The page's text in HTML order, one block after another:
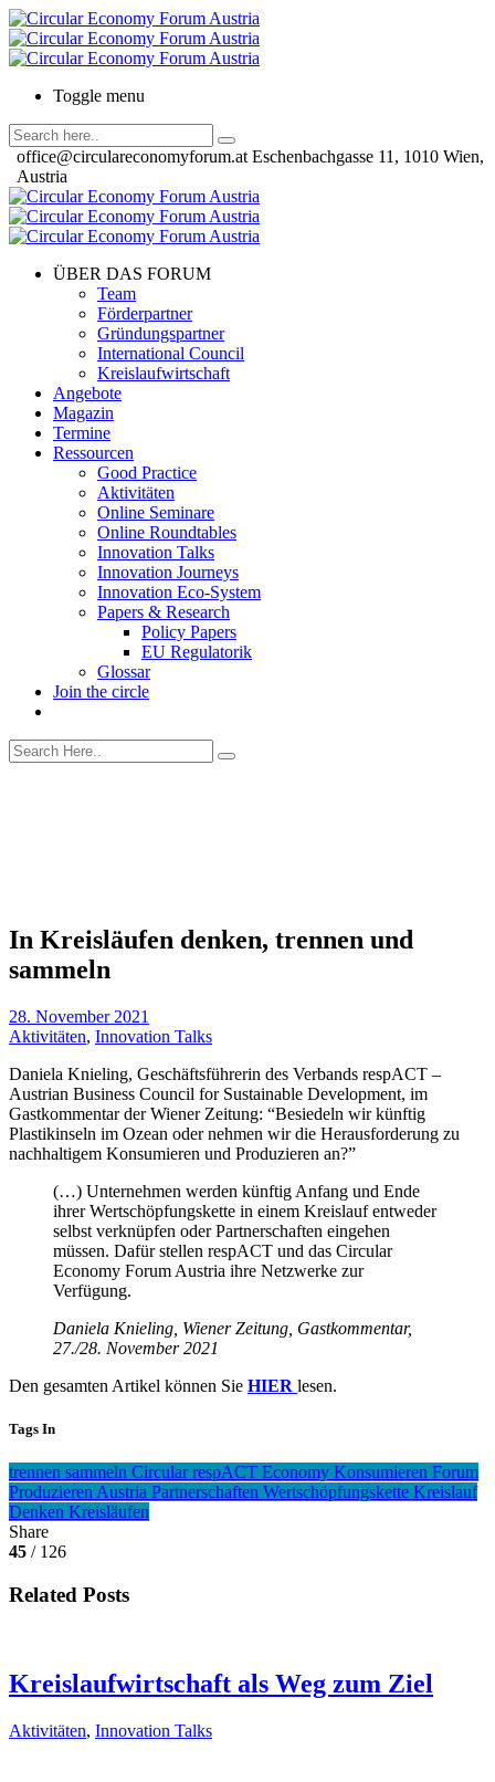
Toggle menu
office@circulareconomyforum.at Eschenbachgasse 11, 1010 Wien,
Austria
ÜBER DAS FORUM
Team
Förderpartner
Gründungspartner
International Council
Kreislaufwirtschaft
Angebote
Magazin
Termine
Ressourcen
Good Practice
Aktivitäten
Online Seminare
Online Roundtables
Innovation Talks
Innovation Journeys
Innovation Eco-System
Papers & Research
Policy Papers
EU Regulatorik
Glossar
Join the circle
In Kreisläufen denken, trennen und
sammeln
28. November 2021
Aktivitäten, Innovation Talks
Daniela Knieling, Geschäftsführerin des Verbands respACT –
Austrian Business Council for Sustainable Development, im
Gastkommentar der Wiener Zeitung: “Besiedeln wir künftig
Plastikinseln im Ozean oder nehmen wir die Herausforderung zu
nachhaltigem Konsumieren und Produzieren an?”
(…) Unternehmen werden künftig Anfang und Ende
ihrer Wertschöpfungskette in einem Kreislauf entweder
selbst verknüpfen oder Partnerschaften eingehen
müssen. Dafür stellen respACT und das Circular
Economy Forum Austria ihre Netzwerke zur
Verfügung.
Daniela Knieling, Wiener Zeitung, Gastkommentar,
27./28. November 2021
Den gesamten Artikel können Sie HIER lesen.
Tags In
trennen sammeln CircularrespACT Economy Konsumieren Forum
Produzieren Austria Partnerschaften Wertschöpfungskette Kreislauf
Denken Kreisläufen
Share
45 / 126
Related Posts
Kreislaufwirtschaft als Weg zum Ziel
Aktivitäten, Innovation Talks